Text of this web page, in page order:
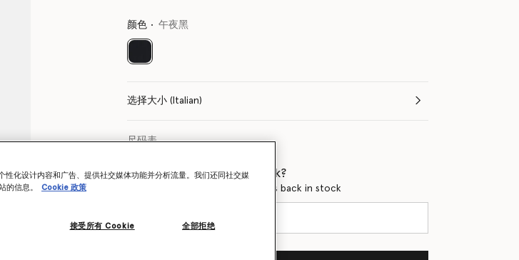
颜色 午夜黑
已选
选择大小 (Italian)
尺码表
Want to know when it's back?
Get notified when this product is back in stock
化设计内容和广告、提供社交媒体功能并分析流量。我们还同社交媒
的信息。
Cookie 政策
全部拒绝
接受所有 Cookie